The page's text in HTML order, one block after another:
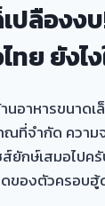
ปลืองงบ
ย ยังไ
นอาหารขนาด
ณที่จำกัด ควา
ยักษ์เสมอไปค
ดของตัวครอบ